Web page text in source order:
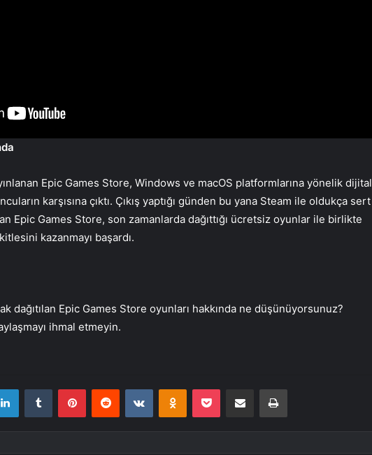
Epic Games Store, Windows ve macOS platformlarına yönelik dijital
karşısına çıktı. Çıkış yaptığı günden bu yana Steam ile oldukça sert
Epic Games Store, son zamanlarda dağıttığı ücretsiz oyunlar ile birlikte
kazanmayı başardı.
dağıtılan Epic Games Store oyunları hakkında ne düşünüyorsunuz?
ihmal etmeyin.
LinkedInTumblr PinterestReddit VKontakteOdnoklassniki
Pocket E-Posta ile paylaş Yazdır